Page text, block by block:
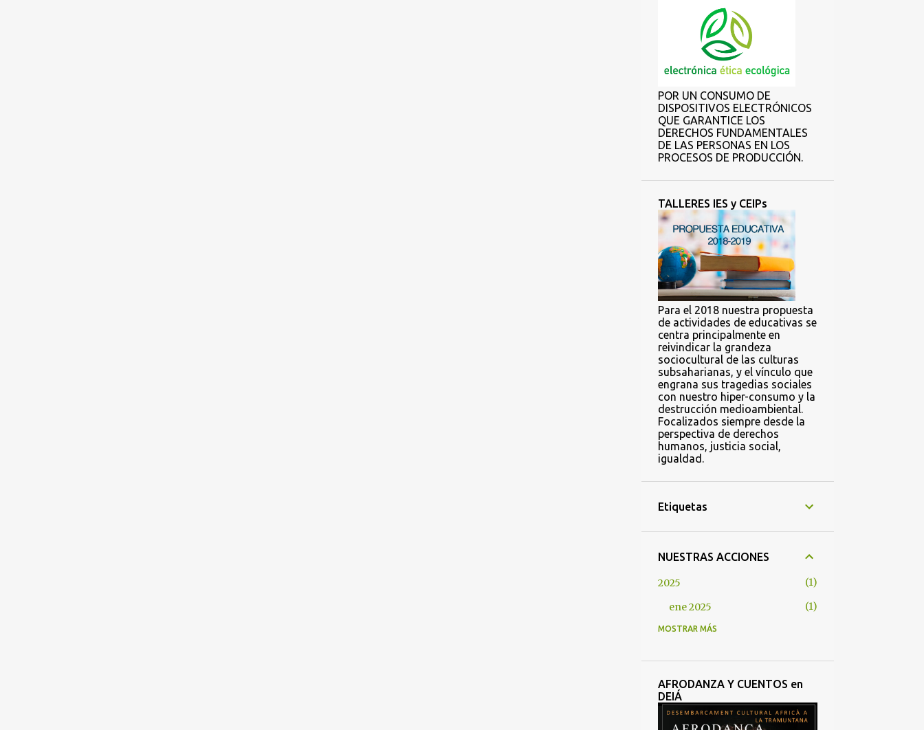
POR UN CONSUMO DE
DISPOSITIVOS ELECTRÓNICOS
QUE GARANTICE LOS
DERECHOS FUNDAMENTALES
DE LAS PERSONAS EN LOS
PROCESOS DE PRODUCCIÓN.
TALLERES IES y CEIPs
Para el 2018 nuestra propuesta
de actividades de educativas se
centra principalmente en
reivindicar la grandeza
sociocultural de las culturas
subsaharianas, y el vínculo que
engrana sus tragedias sociales
con nuestro hiper-consumo y la
destrucción medioambiental.
Focalizados siempre desde la
perspectiva de derechos
humanos, justicia social,
igualdad.
Etiquetas
NUESTRAS ACCIONES
2025
1
ene 2025
1
2022
2021
oct 2021
1
abr 2021
MOSTRAR MÁS
AFRODANZA Y CUENTOS en
DEIÁ